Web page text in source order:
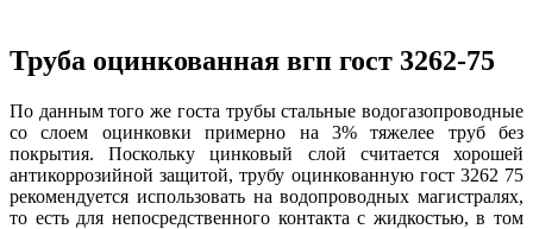
Труба оцинкованная вгп гост 3262-75
По данным того же госта трубы стальные водогазопроводные
со слоем оцинковки примерно на 3% тяжелее труб без
покрытия. Поскольку цинковый слой считается хорошей
антикоррозийной защитой, трубу оцинкованную гост 3262 75
рекомендуется использовать на водопроводных магистралях,
то есть для непосредственного контакта с жидкостью, в том